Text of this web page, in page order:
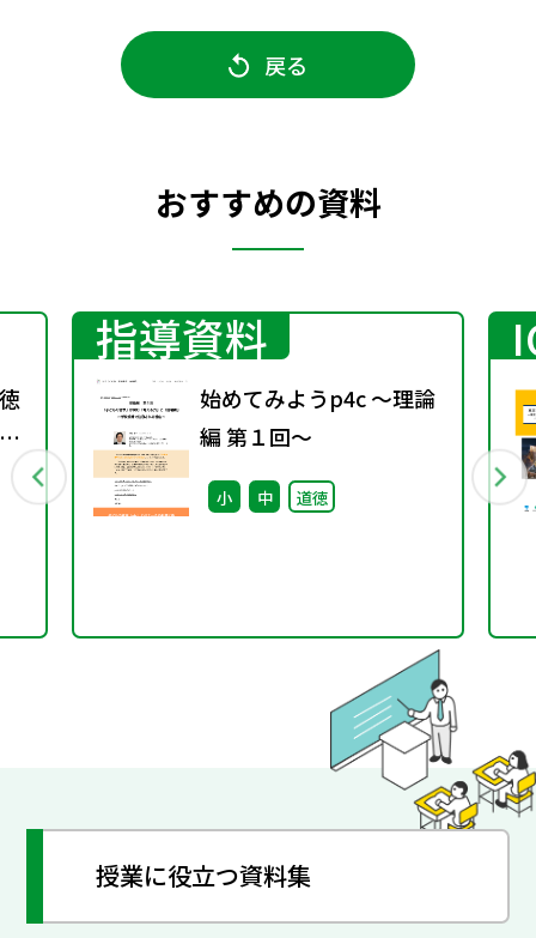
戻る
おすすめの資料
指導資料
始めてみようp4c ～理論
編 第１回～
小 中 道徳
授業に役立つ資料集